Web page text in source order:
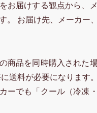
お届けする観点から、
。 お届け先、メーカー
商品を同時購入された
送料が必要になります。
ーでも「クール（冷凍